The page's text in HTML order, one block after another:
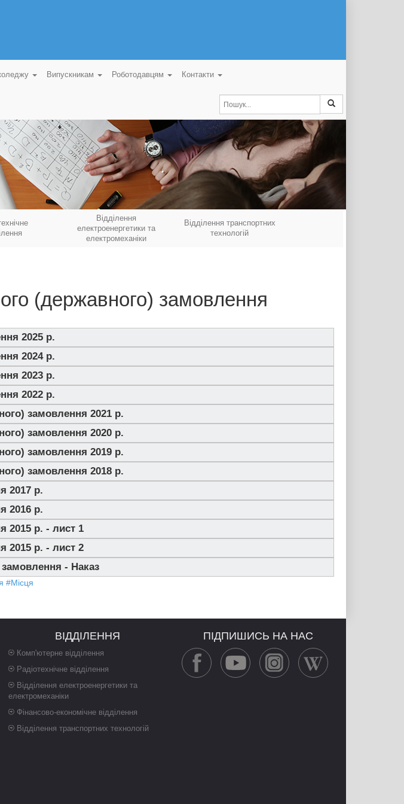
Випускникам Роботодавцям Контакти
Відділення
електроенергетики та
електромеханіки
Відділення транспортних
технологій
(державного) замовлення
2025 р.
2024 р.
2023 р.
2022 р.
замовлення 2021 р.
замовлення 2020 р.
замовлення 2019 р.
замовлення 2018 р.
2017 р.
2016 р.
2015 р. - лист 1
2015 р. - лист 2
- Наказ
#Місця
ВІДДІЛЕННЯ
Комп'ютерне відділення
Радіотехнічне відділення
Відділення електроенергетики та
електромеханіки
Фінансово-економічне відділення
Відділення транспортних технологій
ПІДПИШИСЬ НА НАС